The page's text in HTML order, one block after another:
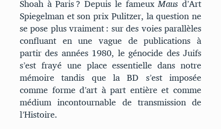
Shoah à Paris ? Depuis le fameuxMaus d’Art
Spiegelman et son prix Pulitzer, la question ne
se pose plus vraiment : sur des voies parallèles
confluant en une vague de publications à
partir des années 1980, le génocide des Juifs
s’est frayé une place essentielle dans notre
mémoire tandis que la BD s’est imposée
comme forme d’art à part entière et comme
médium incontournable de transmission de
l’Histoire.